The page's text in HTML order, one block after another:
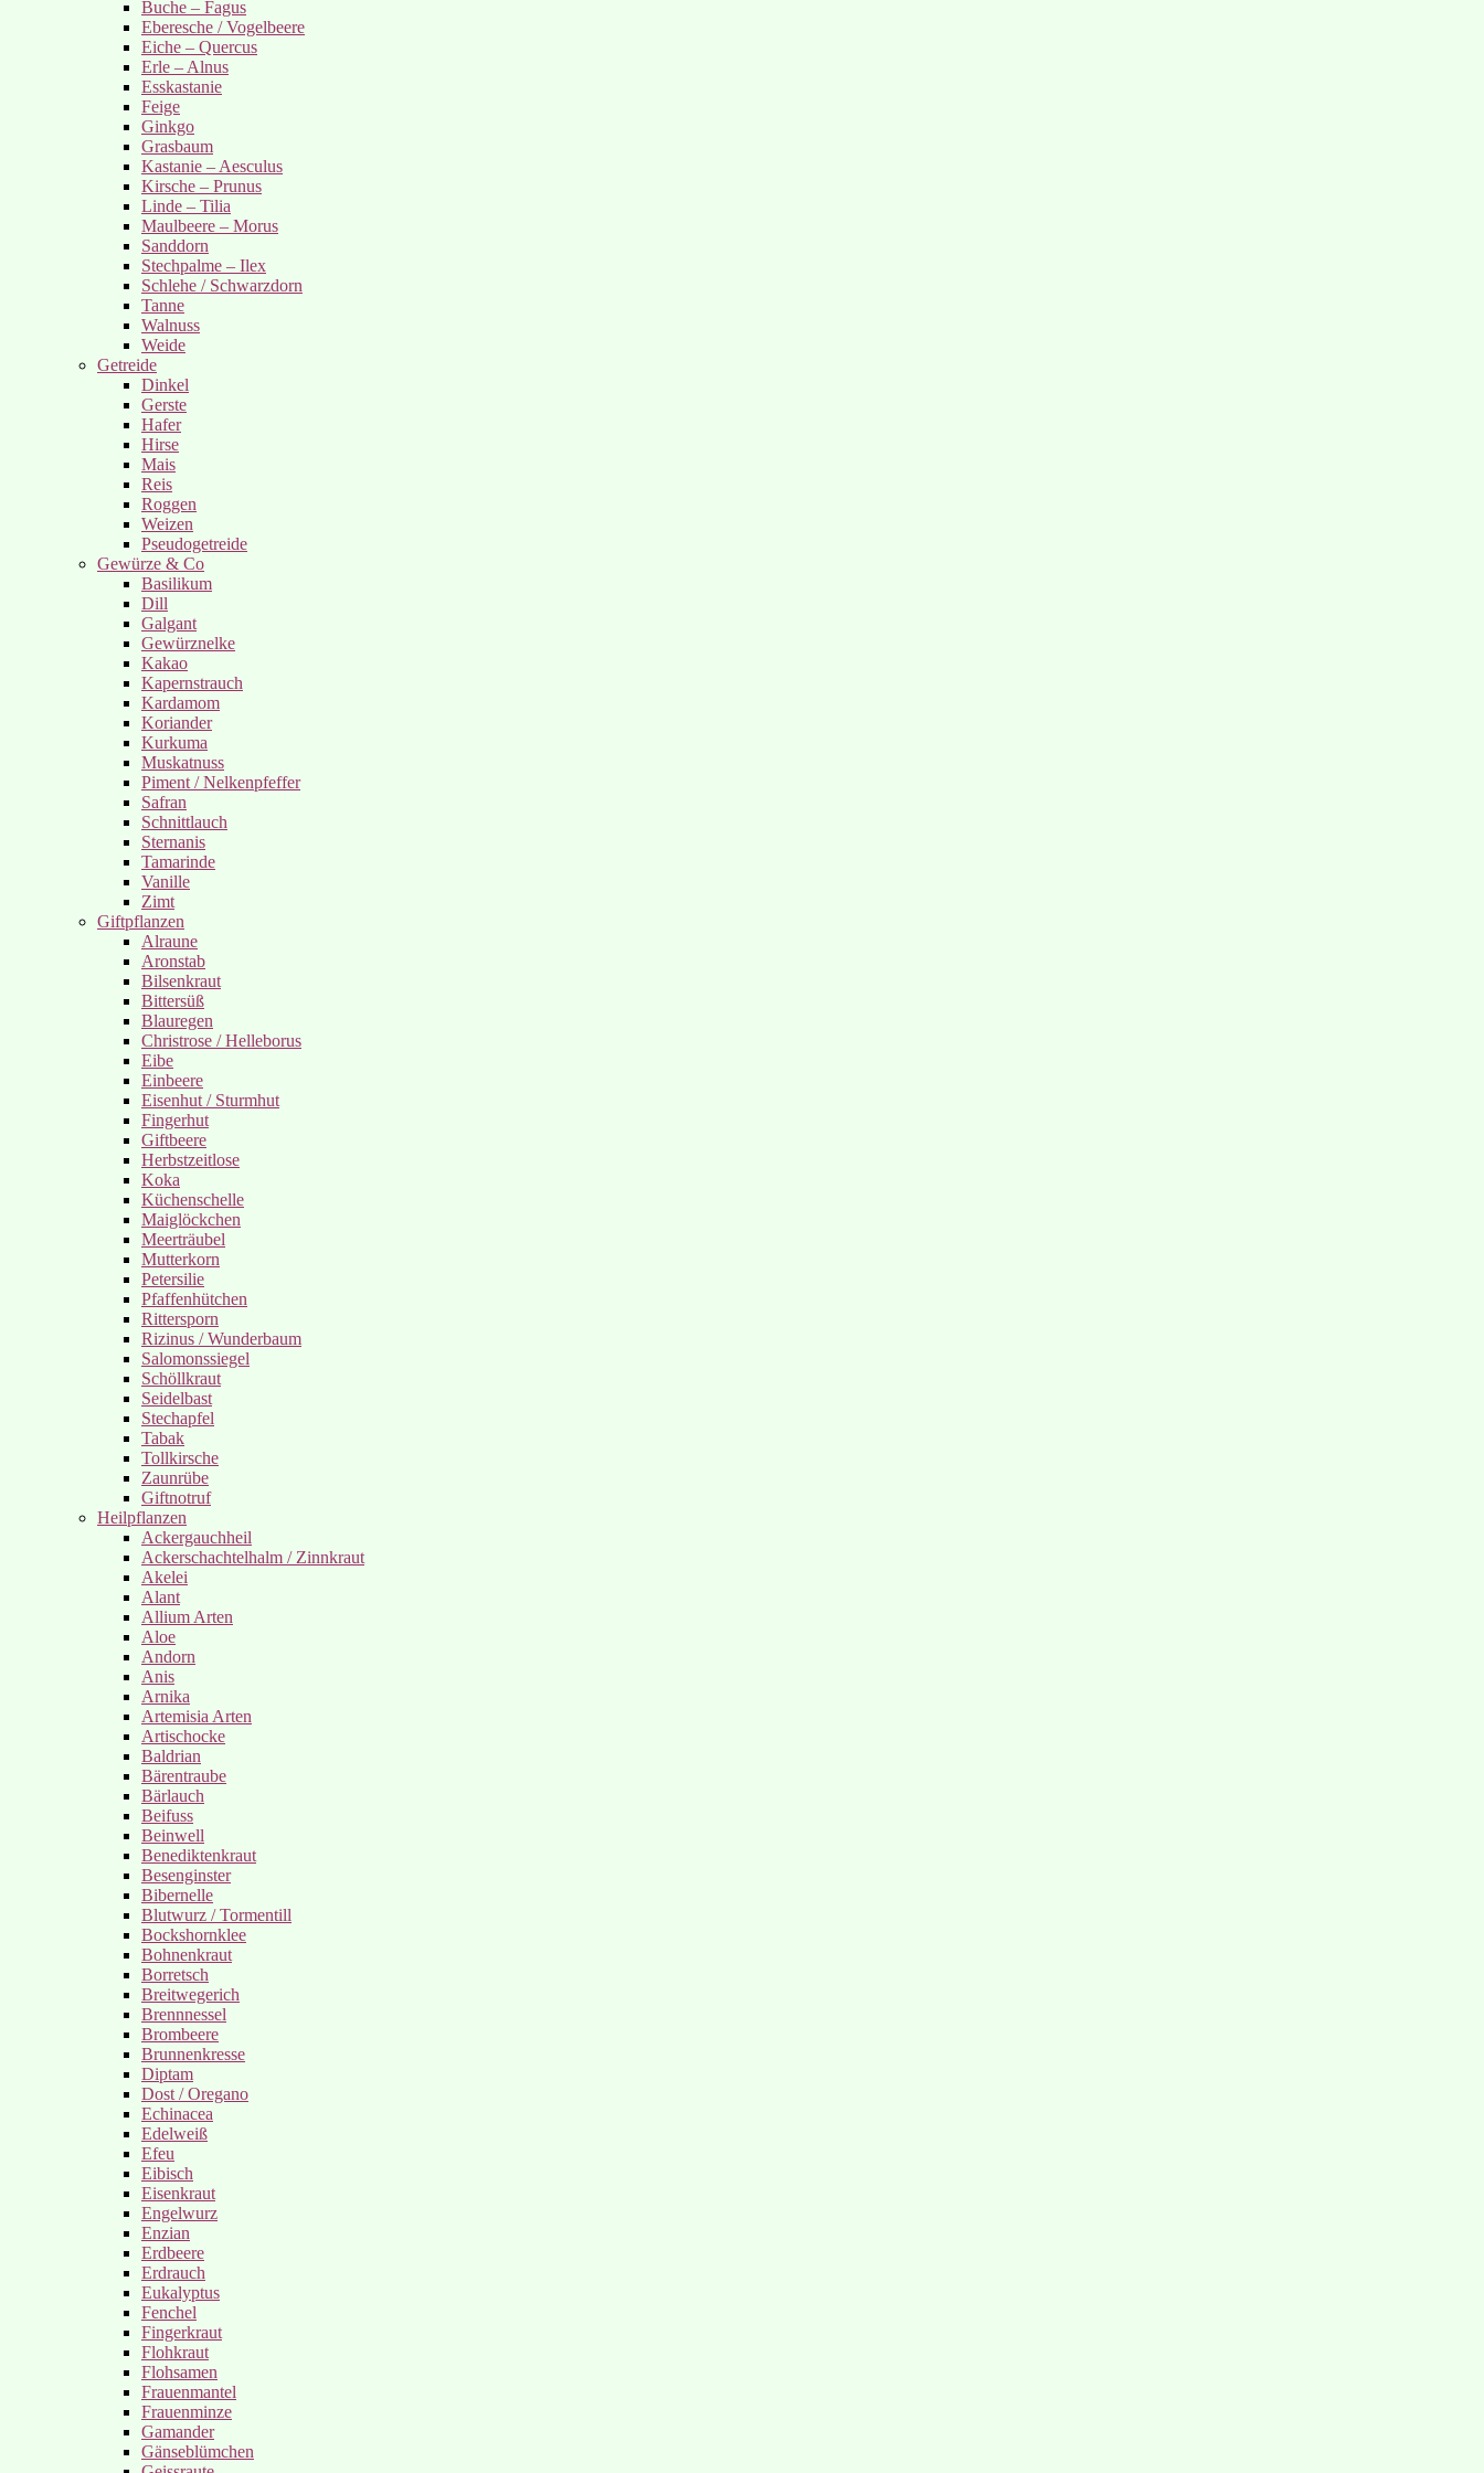
Buche – Fagus
Eberesche / Vogelbeere
Eiche – Quercus
Erle – Alnus
Esskastanie
Feige
Ginkgo
Grasbaum
Kastanie – Aesculus
Kirsche – Prunus
Linde – Tilia
Maulbeere – Morus
Sanddorn
Stechpalme – Ilex
Schlehe / Schwarzdorn
Tanne
Walnuss
Weide
Getreide
Dinkel
Gerste
Hafer
Hirse
Mais
Reis
Roggen
Weizen
Pseudogetreide
Gewürze & Co
Basilikum
Dill
Galgant
Gewürznelke
Kakao
Kapernstrauch
Kardamom
Koriander
Kurkuma
Muskatnuss
Piment / Nelkenpfeffer
Safran
Schnittlauch
Sternanis
Tamarinde
Vanille
Zimt
Giftpflanzen
Alraune
Aronstab
Bilsenkraut
Bittersüß
Blauregen
Christrose / Helleborus
Eibe
Einbeere
Eisenhut / Sturmhut
Fingerhut
Giftbeere
Herbstzeitlose
Koka
Küchenschelle
Maiglöckchen
Meerträubel
Mutterkorn
Petersilie
Pfaffenhütchen
Rittersporn
Rizinus / Wunderbaum
Salomonssiegel
Schöllkraut
Seidelbast
Stechapfel
Tabak
Tollkirsche
Zaunrübe
Giftnotruf
Heilpflanzen
Ackergauchheil
Ackerschachtelhalm / Zinnkraut
Akelei
Alant
Allium Arten
Aloe
Andorn
Anis
Arnika
Artemisia Arten
Artischocke
Baldrian
Bärentraube
Bärlauch
Beifuss
Beinwell
Benediktenkraut
Besenginster
Bibernelle
Blutwurz / Tormentill
Bockshornklee
Bohnenkraut
Borretsch
Breitwegerich
Brennnessel
Brombeere
Brunnenkresse
Diptam
Dost / Oregano
Echinacea
Edelweiß
Efeu
Eibisch
Eisenkraut
Engelwurz
Enzian
Erdbeere
Erdrauch
Eukalyptus
Fenchel
Fingerkraut
Flohkraut
Flohsamen
Frauenmantel
Frauenminze
Gamander
Gänseblümchen